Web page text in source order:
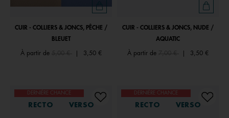
CUIR - COLLIERS & JONCS, PÊCHE /
BLEUET
À partir de Price reduced from
3,50 €
CUIR - COLLIERS & JONCS, NUDE /
AQUATIC
À partir de Price reduced from
3,50 €
DERNIÈRE CHANCE
RECTO VERSO
DERNIÈRE CHANCE
RECTO VERSO